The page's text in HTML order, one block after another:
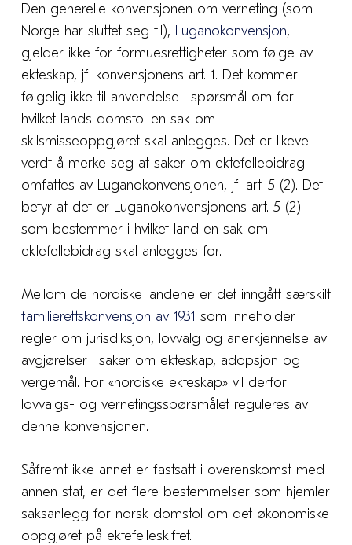
Den generelle konvensjonen om verneting (som
Norge har sluttet seg til), Luganokonvensjon,
gjelder ikke for formuesrettigheter som følge av
ekteskap, jf. konvensjonens art. 1. Det kommer
følgelig ikke til anvendelse i spørsmål om for
hvilket lands domstol en sak om
skilsmisseoppgjøret skal anlegges. Det er likevel
verdt å merke seg at saker om ektefellebidrag
omfattes av Luganokonvensjonen, jf. art. 5 (2). Det
betyr at det er Luganokonvensjonens art. 5 (2)
som bestemmer i hvilket land en sak om
ektefellebidrag skal anlegges for.
Mellom de nordiske landene er det inngått særskilt
familierettskonvensjon av 1931 som inneholder
regler om jurisdiksjon, lovvalg og anerkjennelse av
avgjørelser i saker om ekteskap, adopsjon og
vergemål. For «nordiske ekteskap» vil derfor
lovvalgs- og vernetingsspørsmålet reguleres av
denne konvensjonen.
Såfremt ikke annet er fastsatt i overenskomst med
annen stat, er det flere bestemmelser som hjemler
saksanlegg for norsk domstol om det økonomiske
oppgjøret på ektefelleskiftet.